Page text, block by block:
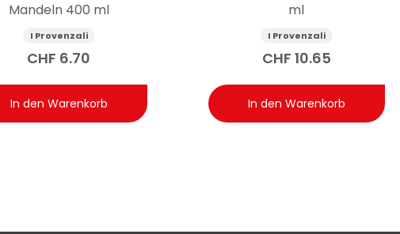
Mandeln 400 ml
I Provenzali
CHF 6.70
In den Warenkorb
ml
I Provenzali
CHF 10.65
In den Warenkorb